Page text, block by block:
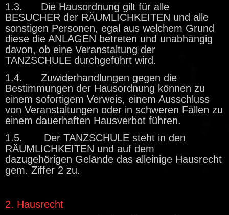
1.3. Die Hausordnung gilt für alle
BESUCHER der RÄUMLICHKEITEN und alle
sonstigen Personen, egal aus welchem Grund
diese die ANLAGEN betreten und unabhängig
davon, ob eine Veranstaltung der
TANZSCHULE durchgeführt wird.
1.4. Zuwiderhandlungen gegen die
Bestimmungen der Hausordnung können zu
einem sofortigem Verweis, einem Ausschluss
von Veranstaltungen oder in schweren Fällen zu
einem dauerhaften Hausverbot führen.
1.5. Der TANZSCHULE steht in den
RÄUMLICHKEITEN und auf dem
dazugehörigen Gelände das alleinige Hausrecht
gem. Ziffer 2 zu.
2. Hausrecht